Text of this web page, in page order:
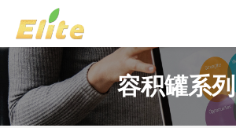
容积罐系列